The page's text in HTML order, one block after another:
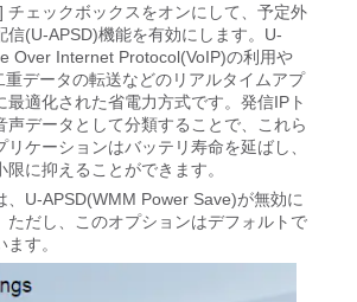
チェックボックスをオンにして、予定外
信(U-APSD)機能を有効にします。U-
Over Internet Protocol(VoIP)の利用や
重データの転送などのリアルタイムアプ
最適化された省電力方式です。発信IPト
声データとして分類することで、これら
リケーションはバッテリ寿命を延ばし、
に抑えることができます。
、U-APSD(WMM Power Save)が無効に
ただし、このオプションはデフォルトで
す。